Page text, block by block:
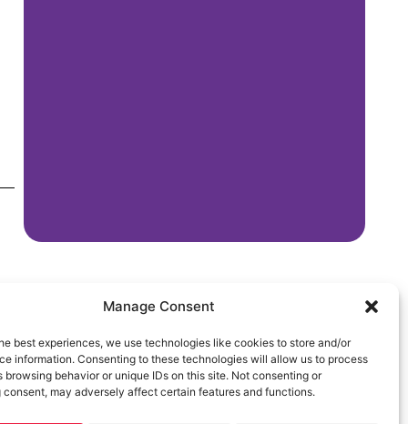
Manage Consent
best experiences, we use technologies like cookies to store and/or
information. Consenting to these technologies will allow us to process
browsing behavior or unique IDs on this site. Not consenting or
may adversely affect certain features and functions.
– AWA